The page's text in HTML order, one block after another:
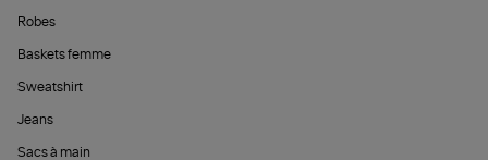
Robes
Baskets femme
Sweatshirt
Jeans
Sacs à main